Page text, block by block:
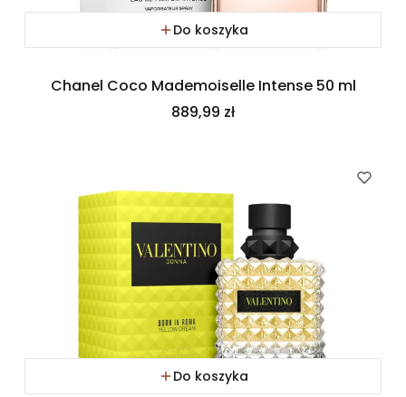
Do koszyka
Chanel Coco Mademoiselle Intense 50 ml
Cena
889,99 zł
Do koszyka